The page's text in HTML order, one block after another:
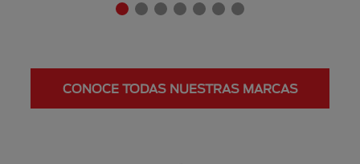
CONOCE TODAS NUESTRAS MARCAS